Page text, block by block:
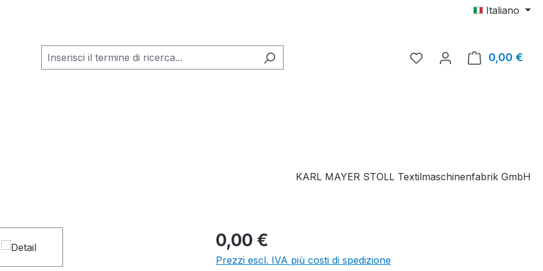
Italiano
Hai 0 articoli nella lista
0,00 €
KARL MAYER STOLL Textilmaschinenfabrik GmbH
0,00 €
Prezzi escl. IVA più costi di spedizione